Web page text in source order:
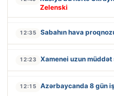
Zelenski
12:35 Sabahın hava
12:23 Xamenei uzun
12:15 Azərbaycanda 8 gün